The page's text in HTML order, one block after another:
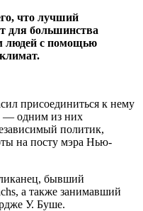
что лучший
для большинства
людей с помощью
присоединиться к нему
— одним из них
политик,
на посту мэра Нью-
бывший
а также занимавший
У. Буше.